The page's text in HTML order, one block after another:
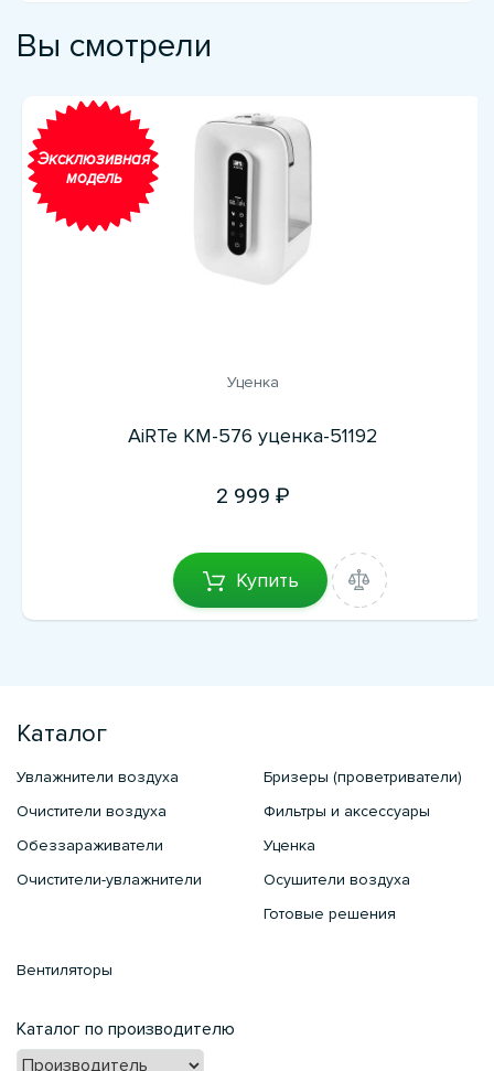
Вы смотрели
Эксклюзивная
модель
Уценка
AiRTe KM-576 уценка-51192
2 999
Купить
Каталог
Увлажнители воздуха
Очистители воздуха
Обеззараживатели
Очистители-увлажнители
Бризеры (проветриватели)
Фильтры и аксессуары
Уценка
Осушители воздуха
Готовые решения
Вентиляторы
Каталог по производителю